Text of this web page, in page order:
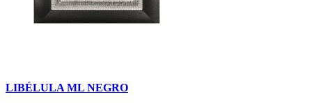
LIBÉLULA ML NEGRO